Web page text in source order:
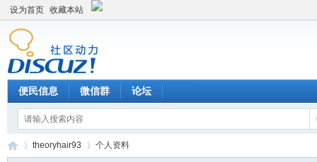
设为首页 收藏本站
便民信息 微信群 论坛
theoryhair93 个人资料